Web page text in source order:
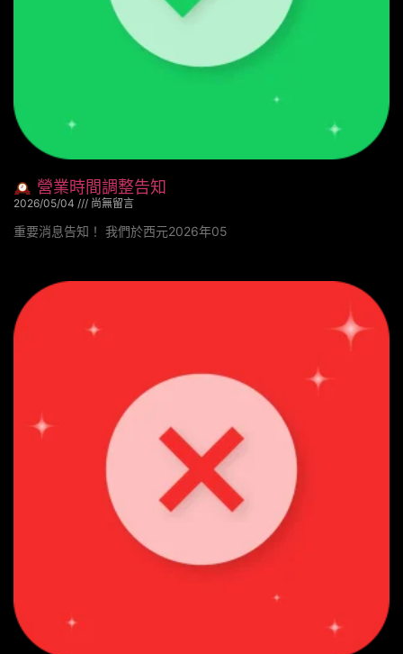
營業時間調整告知
2026/05/04 尚無留言
重要消息告知！ 我們於西元2026年05